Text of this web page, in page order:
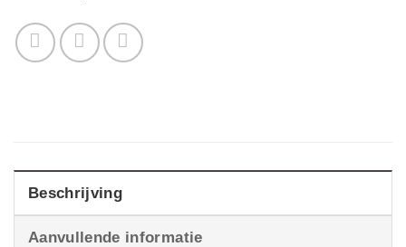
Beschrijving
Aanvullende informatie